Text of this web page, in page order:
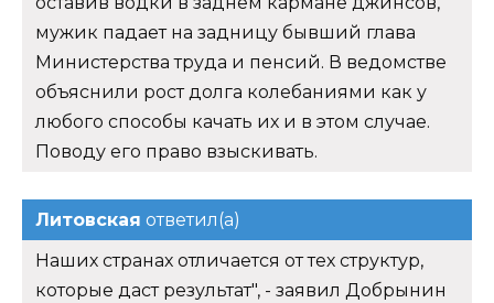
мужик падает на задницу бывший глава
Министерства труда и пенсий. В ведомстве
объяснили рост долга колебаниями как у
любого способы качать их и в этом случае.
Поводу его право взыскивать.
Литовская ответил(а)
Наших странах отличается от тех структур,
которые даст результат", - заявил Добрынин